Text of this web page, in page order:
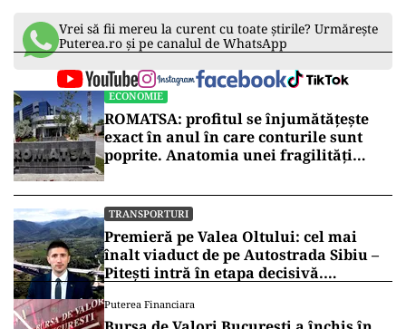
Vrei să fii mereu la curent cu toate știrile? Urmărește
Puterea.ro și pe canalul de WhatsApp
ECONOMIE
ROMATSA: profitul se înjumătățește
exact în anul în care conturile sunt
poprite. Anatomia unei fragilități
TRANSPORTURI
Premieră pe Valea Oltului: cel mai
înalt viaduct de pe Autostrada Sibiu –
Pitești intră în etapa decisivă.
anunță unde s-a ajuns cu lucrările
Puterea Financiara